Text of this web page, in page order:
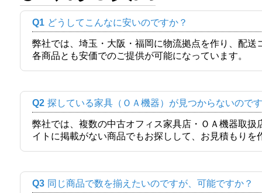
Q1 どうしてこんなに安いのですか？
弊社では、埼玉・大阪・福岡に物流拠点を作り、配
各商品とも安価でのご提供が可能になっています。
Q2 探している家具（ＯＡ機器）が見つからないので
弊社では、複数の中古オフィス家具店・ＯＡ機器取
イトに掲載がない商品でもお探しして、お見積もりを
Q3 同じ商品で数を揃えたいのですが、可能ですか？